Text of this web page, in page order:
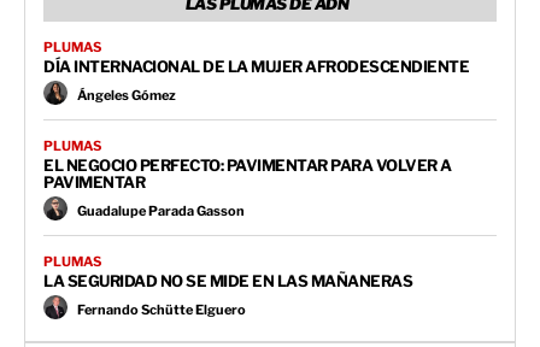
PLUMAS
DÍA INTERNACIONAL DE LA MUJER AFRODESCENDIENTE
Ángeles Gómez
PLUMAS
EL NEGOCIO PERFECTO: PAVIMENTAR PARA VOLVER A
PAVIMENTAR
Guadalupe Parada Gasson
PLUMAS
LA SEGURIDAD NO SE MIDE EN LAS MAÑANERAS
Fernando Schütte Elguero